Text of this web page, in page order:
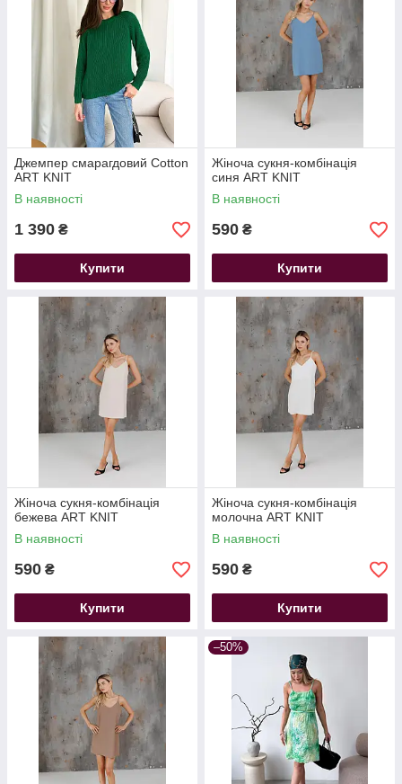
Джемпер смарагдовий Cotton
ART KNIT
В наявності
1 390 ₴
Купити
Жіноча сукня-комбінація
синя ART KNIT
В наявності
590 ₴
Купити
Жіноча сукня-комбінація
бежева ART KNIT
В наявності
590 ₴
Купити
Жіноча сукня-комбінація
молочна ART KNIT
В наявності
590 ₴
Купити
–50%